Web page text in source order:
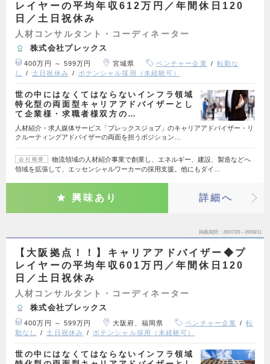
レイヤーの平均年収612万円／年間休日120
日／土日祝休み
人材コンサルタント・コーディネーター
株式会社プレックス
400万円 ～ 599万円 宮城県 ベンチャー企業
転勤な
し
土日祝休み ポテンシャル採用（未経験可）
世の中にはなくてはならないインフラ領域
特化型の両面型キャリアアドバイザーとし
て企業様・求職者様双方の…
人材紹介・求人媒体サービス「プレックスジョブ」のキャリアアドバイザー・リ
クルーティングアドバイザーの両面を担うポジション…
会社概要
物流領域の人材紹介事業で創業し、エネルギー、建設、製造などへ
領域を拡張して、エッセンシャルワーカーの採用支援。他にもダイ…
興味あり 詳細へ
掲載期間 26/07/29～26/08/11
【大阪拠点！！】キャリアアドバイザー◆プ
レイヤーの平均年収601万円／年間休日120
日／土日祝休み
人材コンサルタント・コーディネーター
株式会社プレックス
400万円 ～ 599万円 大阪府、福岡県 ベンチャー企業
転
勤なし
土日祝休み ポテンシャル採用（未経験可）
世の中にはなくてはならないインフラ領域